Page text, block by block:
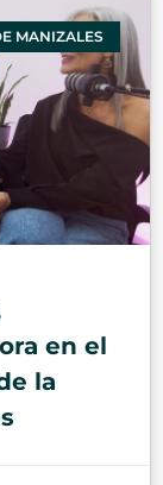
MANIZALES
en el
la